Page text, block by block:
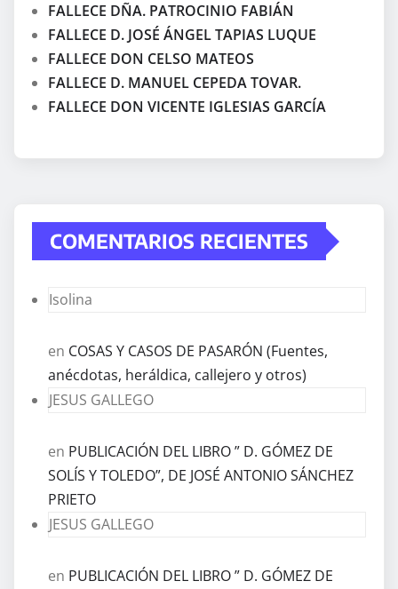
FALLECE DÑA. PATROCINIO FABIÁN
FALLECE D. JOSÉ ÁNGEL TAPIAS LUQUE
FALLECE DON CELSO MATEOS
FALLECE D. MANUEL CEPEDA TOVAR.
FALLECE DON VICENTE IGLESIAS GARCÍA
COMENTARIOS RECIENTES
Isolina
en COSAS Y CASOS DE PASARÓN (Fuentes,
anécdotas, heráldica, callejero y otros)
JESUS GALLEGO
en PUBLICACIÓN DEL LIBRO ” D. GÓMEZ DE
SOLÍS Y TOLEDO”, DE JOSÉ ANTONIO SÁNCHEZ
PRIETO
JESUS GALLEGO
en PUBLICACIÓN DEL LIBRO ” D. GÓMEZ DE